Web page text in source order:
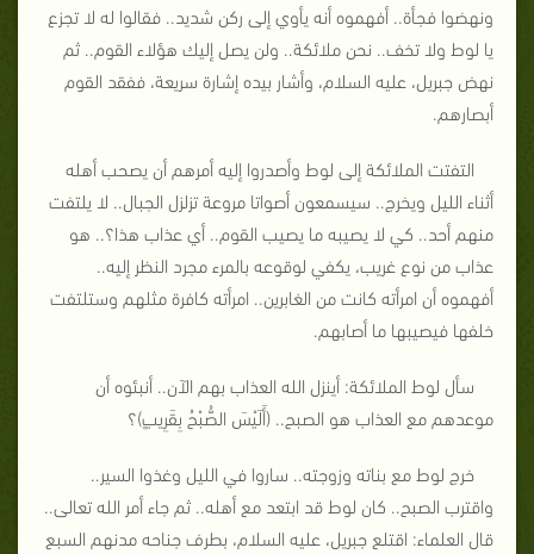
ونهضوا فجأة.. أفهموه أنه يأوي إلى ركن شديد.. فقالوا له لا تجزع
يا لوط ولا تخف.. نحن ملائكة.. ولن يصل إليك هؤلاء القوم.. ثم
نهض جبريل، عليه السلام، وأشار بيده إشارة سريعة، ففقد القوم
أبصارهم.
التفتت الملائكة إلى لوط وأصدروا إليه أمرهم أن يصحب أهله
أثناء الليل ويخرج.. سيسمعون أصواتا مروعة تزلزل الجبال.. لا يلتفت
منهم أحد.. كي لا يصيبه ما يصيب القوم.. أي عذاب هذا؟.. هو
عذاب من نوع غريب، يكفي لوقوعه بالمرء مجرد النظر إليه..
أفهموه أن امرأته كانت من الغابرين.. امرأته كافرة مثلهم وستلتفت
خلفها فيصيبها ما أصابهم.
سأل لوط الملائكة: أينزل الله العذاب بهم الآن.. أنبئوه أن
موعدهم مع العذاب هو الصبح.. (أَلَيْسَ الصُّبْحُ بِقَرِيبٍ)؟
خرج لوط مع بناته وزوجته.. ساروا في الليل وغذوا السير..
واقترب الصبح.. كان لوط قد ابتعد مع أهله.. ثم جاء أمر الله تعالى..
قال العلماء: اقتلع جبريل، عليه السلام، بطرف جناحه مدنهم السبع